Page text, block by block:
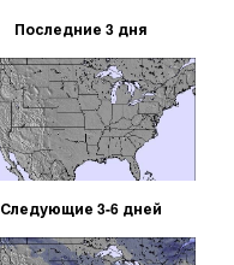
Последние 3 дня
Следующие 3-6 дней